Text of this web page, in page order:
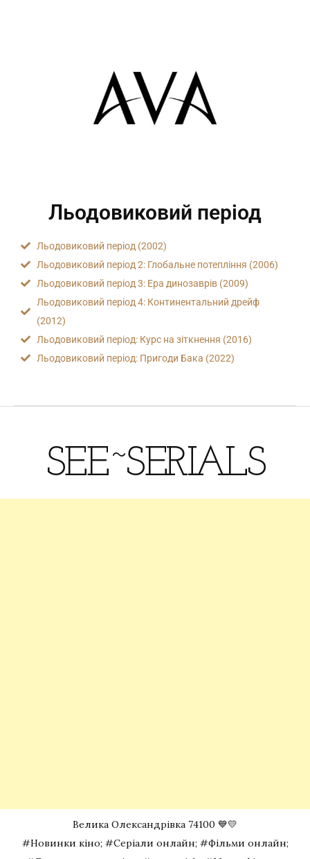
Льодовиковий період
Льодовиковий період (2002)
Льодовиковий період 2: Глобальне потепління (2006)
Льодовиковий період 3: Ера динозаврів (2009)
Льодовиковий період 4: Континентальний дрейф
(2012)
Льодовиковий період: Курс на зіткнення (2016)
Льодовиковий період: Пригоди Бака (2022)
SEE~SERIALS
Велика Олександрівка 74100 💙💛
#Новинки кіно; #Серіали онлайн; #Фільми онлайн;